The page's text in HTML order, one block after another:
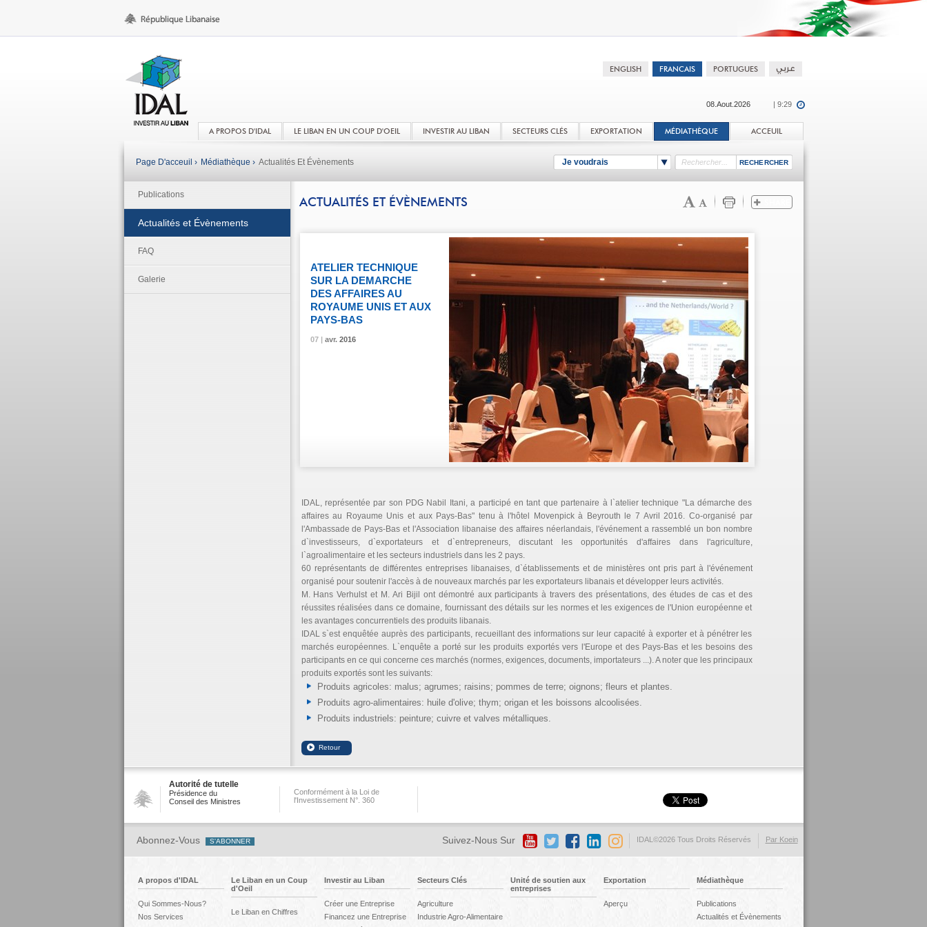
08.Aout.2026 | 9:29
A PROPOS D'IDAL LE LIBAN EN UN COUP D'OEIL INVESTIR AU LIBAN SECTEURS CLÉS EXPORTATION MÉDIATHÈQUE ACCEUIL
Je voudrais
Page D'acceuil › Médiathèque › Actualités Et Évènements
Publications
Actualités et Évènements
FAQ
Galerie
ACTUALITÉS ET ÉVÈNEMENTS
07 | avr.2016
ATELIER TECHNIQUE
SUR LA DEMARCHE
DES AFFAIRES AU
ROYAUME UNIS ET AUX
PAYS-BAS
07 | avr.2016
07 | avr.2016
IDAL, représentée par son PDG Nabil Itani, a participé en tant que partenaire à l`atelier technique "La démarche des
affaires au Royaume Unis et aux Pays-Bas" tenu à l'hôtel Movenpick à Beyrouth le 7 Avril 2016. Co-organisé par
l'Ambassade de Pays-Bas et l'Association libanaise des affaires néerlandais, l'événement a rassemblé un bon nombre
d`investisseurs, d`exportateurs et d`entrepreneurs, discutant les opportunités d'affaires dans l'agriculture,
l`agroalimentaire et les secteurs industriels dans les 2 pays.
60 représentants de différentes entreprises libanaises, d`établissements et de ministères ont pris part à l'événement
organisé pour soutenir l'accès à de nouveaux marchés par les exportateurs libanais et développer leurs activités.
M. Hans Verhulst et M. Ari Bijil ont démontré aux participants à travers des présentations, des études de cas et des
réussites réalisées dans ce domaine, fournissant des détails sur les normes et les exigences de l'Union européenne et
les avantages concurrentiels des produits libanais.
IDAL s`est enquêtée auprès des participants, recueillant des informations sur leur capacité à exporter et à pénétrer les
marchés européennes. L`enquête a porté sur les produits exportés vers l'Europe et des Pays-Bas et les besoins des
participants en ce qui concerne ces marchés (normes, exigences, documents, importateurs ...). A noter que les principaux
produits exportés sont les suivants:
Produits agricoles: malus; agrumes; raisins; pommes de terre; oignons; fleurs et plantes.
Produits agro-alimentaires: huile d'olive; thym; origan et les boissons alcoolisées.
Produits industriels: peinture; cuivre et valves métalliques.
Autorité de tutelle
Présidence du
Conseil des Ministres
Conformément à la Loi de
l'Investissement N°. 360
Par Koein
IDAL©2026 Tous Droits Réservés
Abonnez-Vous Suivez-Nous Sur
A propos d'IDAL
Qui Sommes-Nous?
Nos Services
Le Liban en un Coup
d'Oeil
Le Liban en Chiffres
Investir au Liban
Créer une Entreprise
Financez une Entreprise
Secteurs Clés
Agriculture
Industrie Agro-Alimentaire
Unité de soutien aux
entreprises
Exportation
Aperçu
Médiathèque
Publications
Actualités et Évènements